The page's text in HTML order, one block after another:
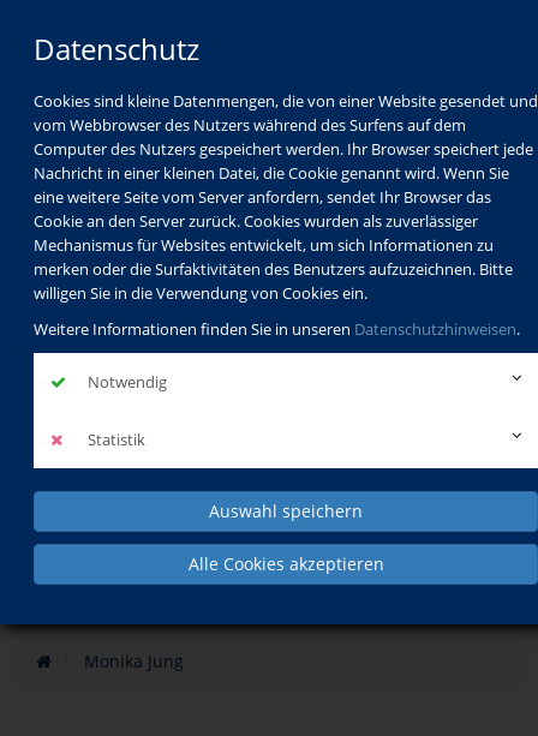
Datenschutz
Cookies sind kleine Datenmengen, die von einer Website gesendet und
vom Webbrowser des Nutzers während des Surfens auf dem
Computer des Nutzers gespeichert werden. Ihr Browser speichert jede
Nachricht in einer kleinen Datei, die Cookie genannt wird. Wenn Sie
eine weitere Seite vom Server anfordern, sendet Ihr Browser das
Cookie an den Server zurück. Cookies wurden als zuverlässiger
Mechanismus für Websites entwickelt, um sich Informationen zu
merken oder die Surfaktivitäten des Benutzers aufzuzeichnen. Bitte
willigen Sie in die Verwendung von Cookies ein.
Weitere Informationen finden Sie in unseren Datenschutzhinweisen.
Notwendig
Statistik
Auswahl speichern
Alle Cookies akzeptieren
Programm
Schulabschlüsse
Schulkindbetreuung
Service
Monika Jung